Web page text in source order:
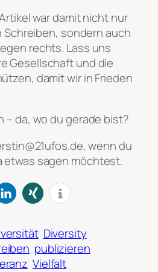
war damit nicht nur
Schreiben, sondern auch
rechts. Lass uns
Gesellschaft und die
damit wir in Frieden
– da, wo du gerade bist?
wenn du
etwas sagen möchtest.
Diversity
publizieren
Vielfalt